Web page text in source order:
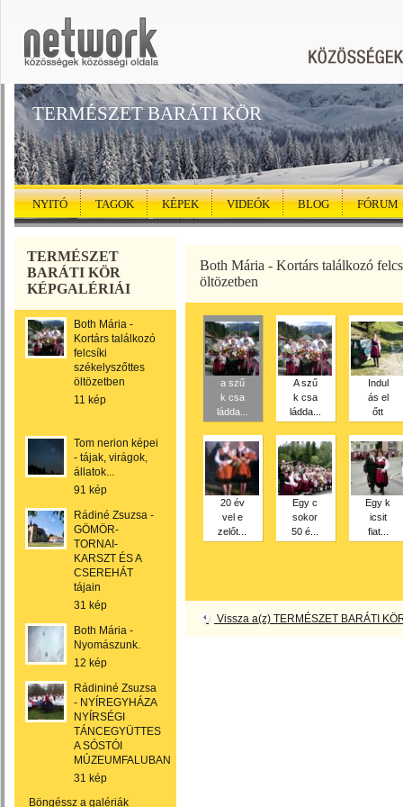
TERMÉSZET BARÁTI KÖR
NYITÓ TAGOK KÉPEK VIDEÓK BLOG FÓRUM
TERMÉSZET
BARÁTI KÖR
KÉPGALÉRIÁI
Both Mária -
Kortárs találkozó
felcsíki
székelyszőttes
öltözetben
11 kép
Tom nerion képei
- tájak, virágok,
állatok...
91 kép
Rádiné Zsuzsa -
GÖMÖR-
TORNAI-
KARSZT ÉS A
CSEREHÁT
tájain
31 kép
Both Mária -
Nyomászunk.
12 kép
Rádininé Zsuzsa
- NYÍREGYHÁZA
NYÍRSÉGI
TÁNCEGYÜTTES
A SÓSTÓI
MÚZEUMFALUBAN
31 kép
Böngéssz a galériák
Both Mária - Kortárs találkozó
öltözetben
a szű
k csa
ládda...
A szű
k csa
ládda...
Indul
ás el
őtt
20 év
vel e
zelőt...
Egy c
sokor
50 é...
Egy k
icsit
fiat...
Vissza a(z) TERMÉSZET BARÁTI